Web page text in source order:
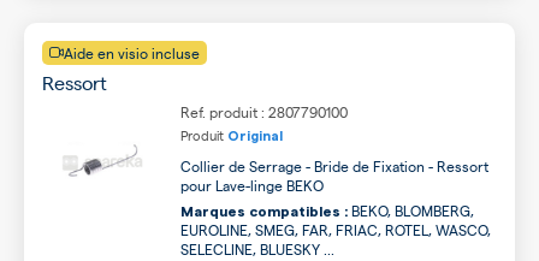
Aide en visio incluse
Ressort
Ref. produit : 2807790100
Produit Original
Collier de Serrage - Bride de Fixation - Ressort
pour Lave-linge BEKO
Marques compatibles : BEKO, BLOMBERG,
EUROLINE, SMEG, FAR, FRIAC, ROTEL, WASCO,
SELECLINE, BLUESKY ...